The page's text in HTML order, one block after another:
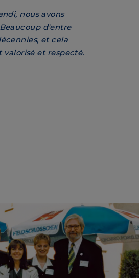
nous avons
d'entre
et cela
valorisé et respecté.